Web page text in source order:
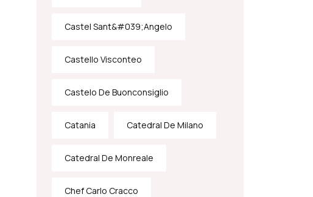
Castel Sant&#039;Angelo
Castello Visconteo
Castelo De Buonconsiglio
Catania Catedral De Milano
Catedral De Monreale
Chef Carlo Cracco